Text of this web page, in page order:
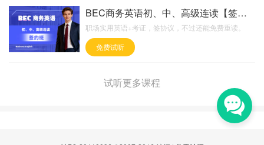
BEC商务英语初、中、高级连读【签约重读班】
职场实用英语+考证，签协议，不过还能免费重读。
免费试听
试听更多课程